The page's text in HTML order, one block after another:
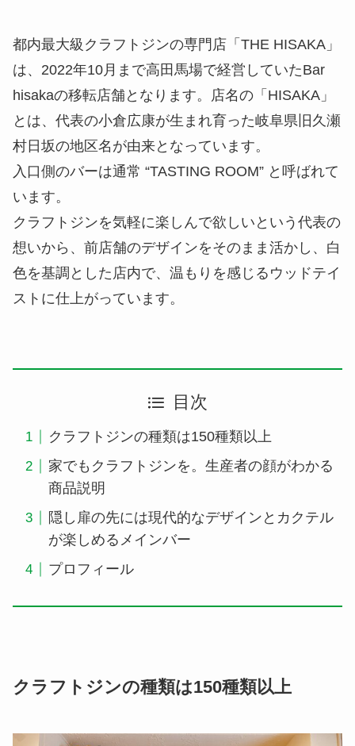
都内最大級クラフトジンの専門店「THE HISAKA」
は、2022年10月まで高田馬場で経営していたBar
hisakaの移転店舗となります。店名の「HISAKA」
とは、代表の小倉広康が生まれ育った岐阜県旧久瀬
村日坂の地区名が由来となっています。
入口側のバーは通常 “TASTING ROOM” と呼ばれて
います。
クラフトジンを気軽に楽しんで欲しいという代表の
想いから、前店舗のデザインをそのまま活かし、白
色を基調とした店内で、温もりを感じるウッドテイ
ストに仕上がっています。
目次
クラフトジンの種類は150種類以上
家でもクラフトジンを。生産者の顔がわかる
商品説明
隠し扉の先には現代的なデザインとカクテル
が楽しめるメインバー
プロフィール
クラフトジンの種類は150種類以上